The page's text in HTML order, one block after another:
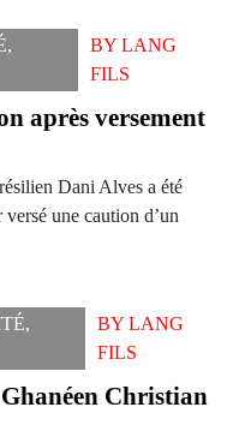
,
BYLANG
FILS
après versement
Dani Alves a été
une caution d’un
,
BYLANG
FILS
Christian